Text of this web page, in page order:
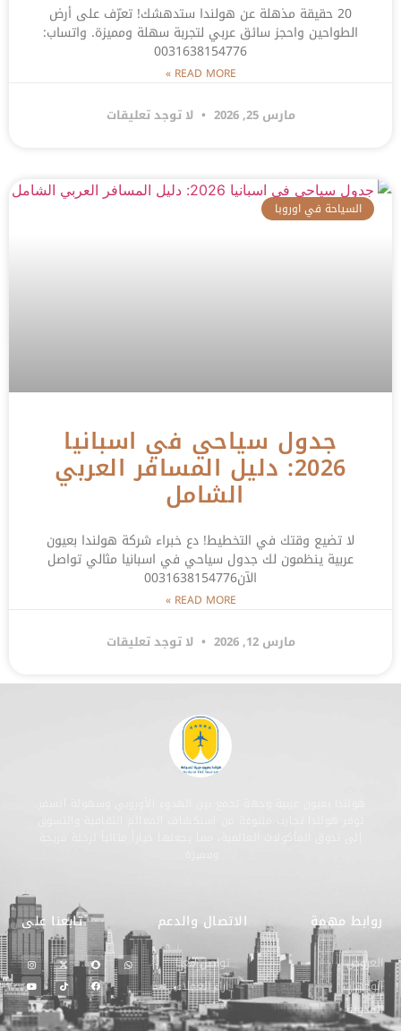
20 حقيقة مذهلة عن هولندا ستدهشك! تعرّف على أرض
الطواحين واحجز سائق عربي لتجربة سهلة ومميزة. واتساب:
0031638154776
READ MORE »
مارس 25, 2026 لا توجد تعليقات
السياحة في اوروبا
جدول سياحي في اسبانيا
2026: دليل المسافر العربي
الشامل
لا تضيع وقتك في التخطيط! دع خبراء شركة هولندا بعيون
عربية ينظمون لك جدول سياحي في اسبانيا مثالي تواصل
الآن0031638154776
READ MORE »
مارس 12, 2026 لا توجد تعليقات
روابط مهمة
العروض
الوجهات
المدونة
الاتصال والدعم
تواصل معنا
اراء العملاء
تابعنا على